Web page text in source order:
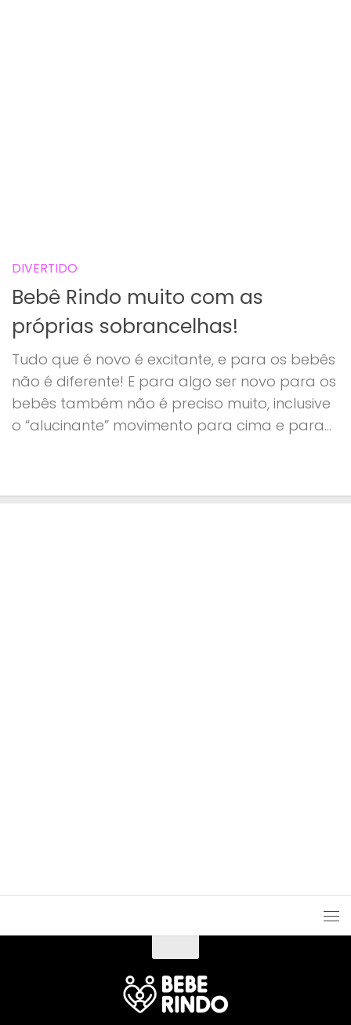
DIVERTIDO
Bebê Rindo muito com as
próprias sobrancelhas!
Tudo que é novo é excitante, e para os bebês
não é diferente! E para algo ser novo para os
bebês também não é preciso muito, inclusive
o “alucinante” movimento para cima e para...